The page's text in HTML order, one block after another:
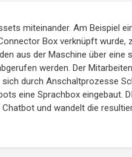
miteinander. Am Beispiel
Box verknüpft
aus der Maschine über
werden. Der
durch Anschaltprozesse
eine Sprachbox eingebaut.
und wandelt die